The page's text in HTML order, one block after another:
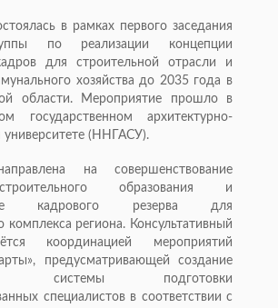
в рамках первого заседания
по реализации концепции
для строительной отрасли и
хозяйства до 2035 года в
области. Мероприятие прошло в
государственном архитектурно-
университете (ННГАСУ).
на совершенствование
образования и
кадрового резерва для
комплекса региона. Консультативный
координацией мероприятий
предусматривающей создание
системы подготовки
специалистов в соответствии с